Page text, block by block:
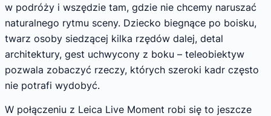
w podróży i wszędzie tam, gdzie nie chcemy naruszać
naturalnego rytmu sceny. Dziecko biegnące po boisku,
twarz osoby siedzącej kilka rzędów dalej, detal
architektury, gest uchwycony z boku – teleobiektyw
pozwala zobaczyć rzeczy, których szeroki kadr często
nie potrafi wydobyć.
W połączeniu z Leica Live Moment robi się to jeszcze